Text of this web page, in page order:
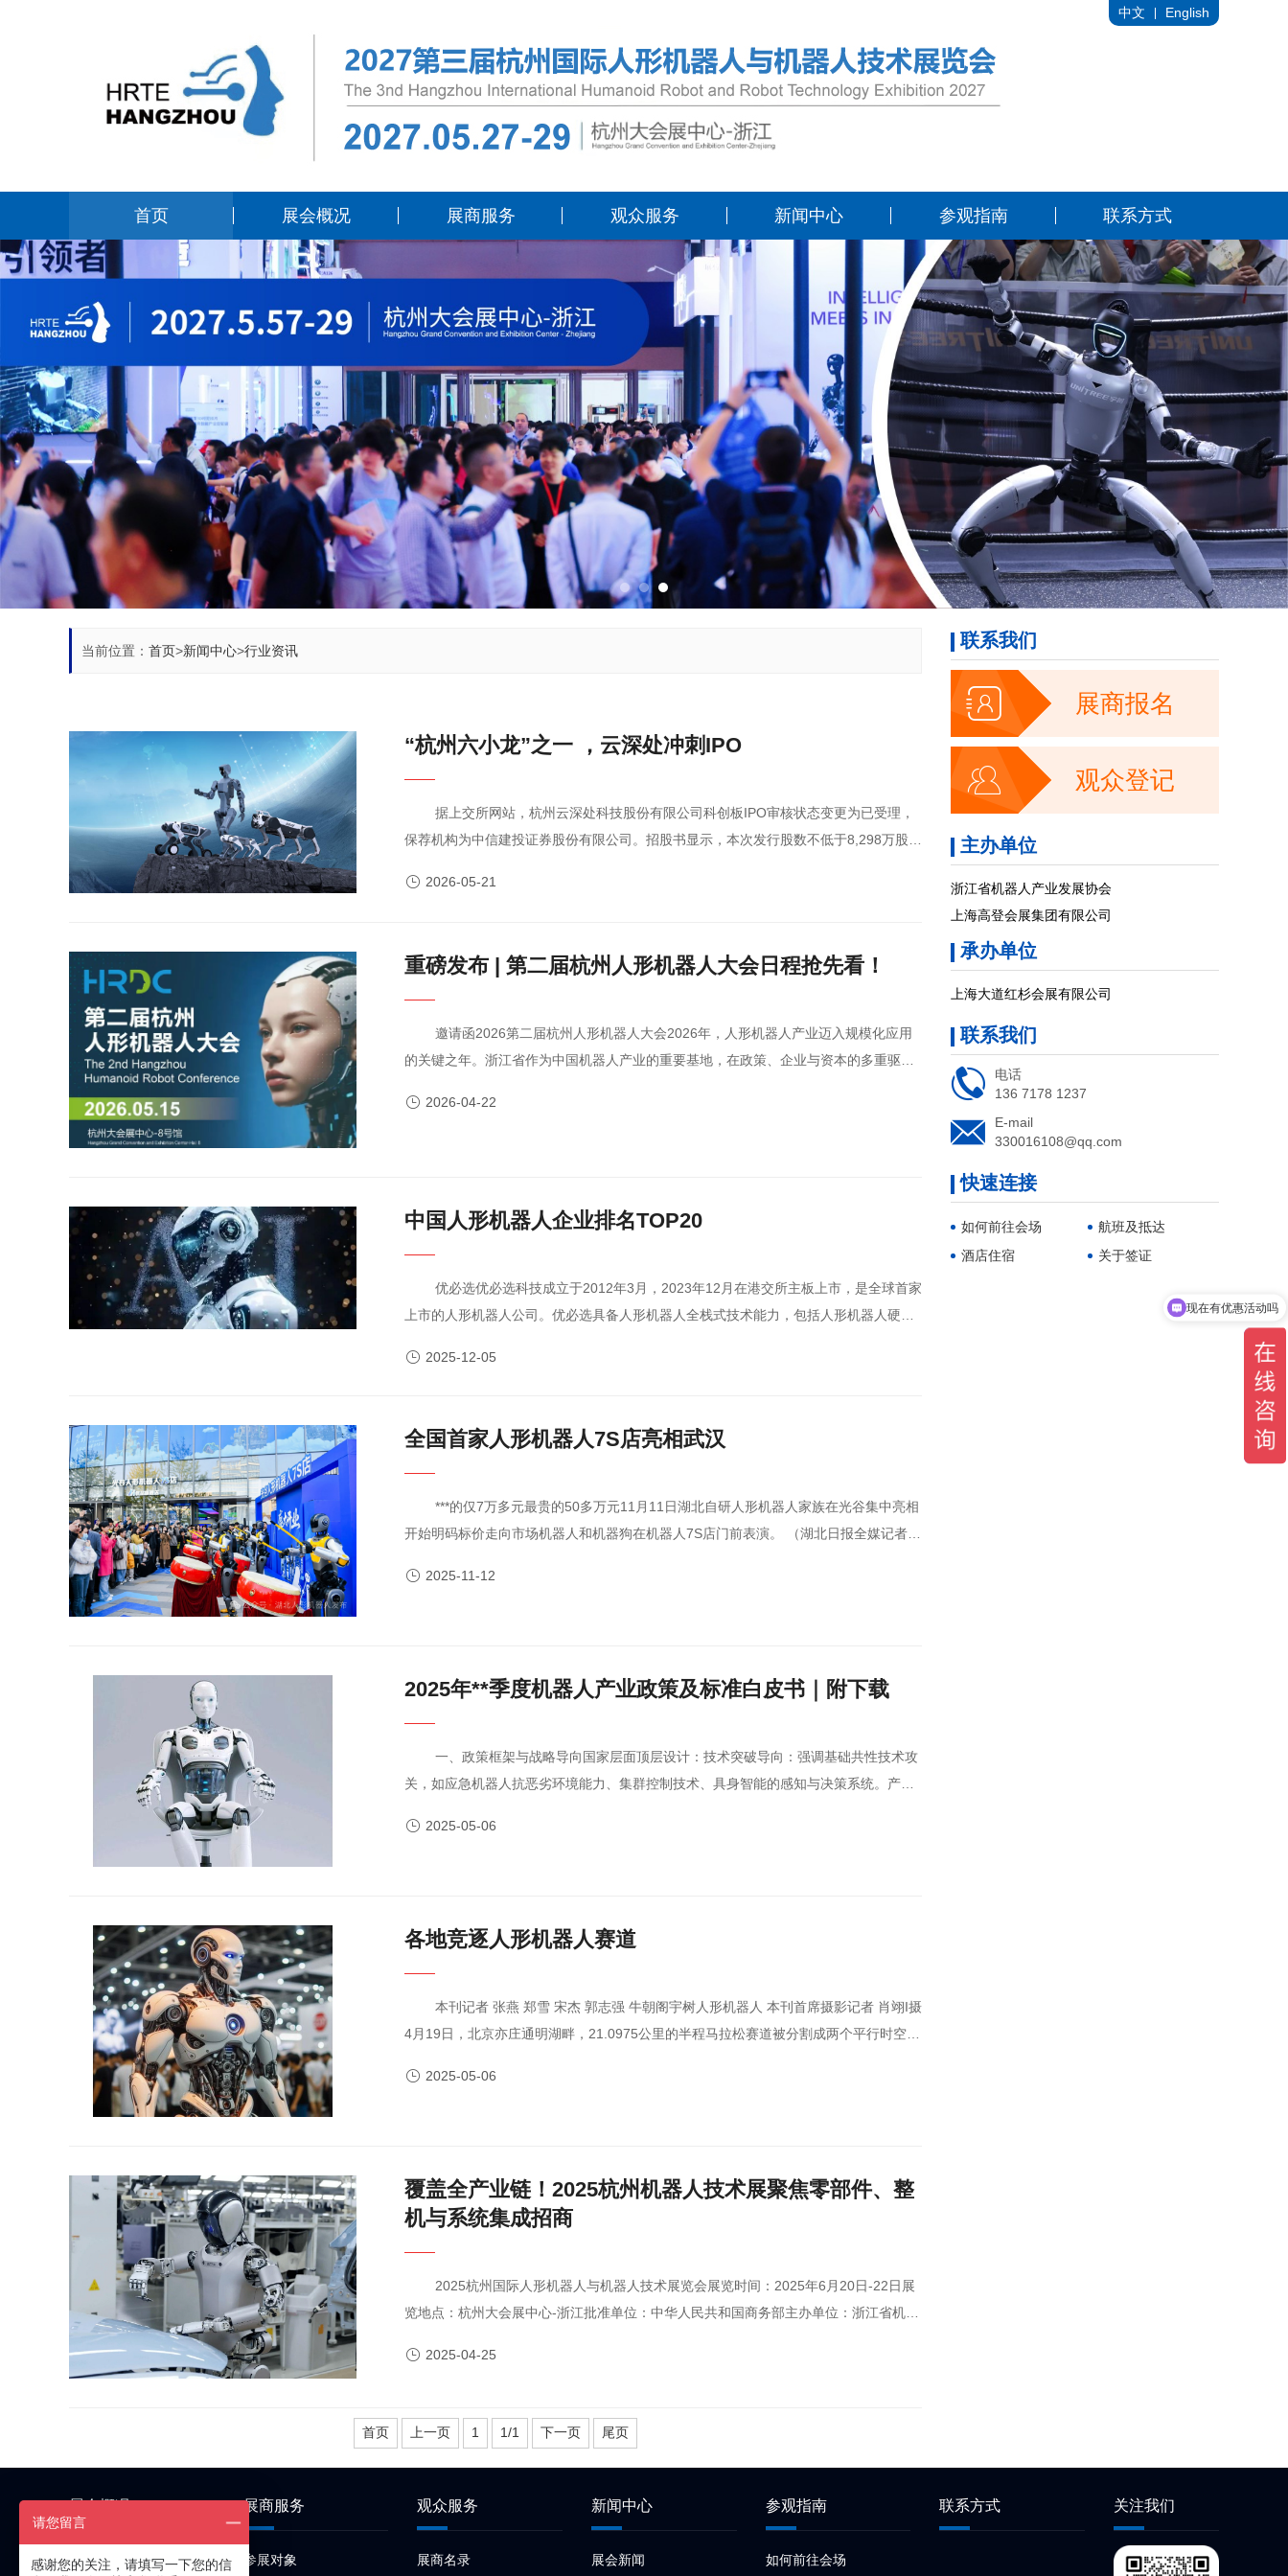
中文 English
首页 展会概况 展商服务 观众服务 新闻中心 参观指南 联系方式
联系我们
 展商报名
 观众登记
主办单位
浙江省机器人产业发展协会
上海高登会展集团有限公司
承办单位
上海大道红杉会展有限公司
联系我们

电话
136 7178 1237

E-mail
330016108@qq.com
快速连接
如何前往会场
航班及抵达
酒店住宿
关于签证
当前位置： 首页>新闻中心>行业资讯
“杭州六小龙”之一 ，云深处冲刺IPO
保荐机构为中信建投证券股份有限公司。招股书显示，本次发行股数不低于8,298万股，
 2026-05-21
重磅发布 | 第二届杭州人形机器人大会日程抢先看！
的关键之年。浙江省作为中国机器人产业的重要基地，在政策、企业与资本的多重驱动
 2026-04-22
中国人形机器人企业排名TOP20
上市的人形机器人公司。优必选具备人形机器人全栈式技术能力，包括人形机器人硬件
 2025-12-05
全国首家人形机器人7S店亮相武汉
开始明码标价走向市场机器人和机器狗在机器人7S店门前表演。 （湖北日报全媒记者
 2025-11-12
2025年**季度机器人产业政策及标准白皮书｜附下载
关，如应急机器人抗恶劣环境能力、集群控制技术、具身智能的感知与决策系统。产业
 2025-05-06
各地竞逐人形机器人赛道
4月19日，北京亦庄通明湖畔，21.0975公里的半程马拉松赛道被分割成两个平行时空
 2025-05-06
覆盖全产业链！2025杭州机器人技术展聚焦零部件、整
机与系统集成招商
览地点：杭州大会展中心-浙江批准单位：中华人民共和国商务部主办单位：浙江省机器
 2025-04-25
首页 上一页 1 1/1 下一页 尾页
展会概况
关于展会
展商服务
参展对象
观众服务
展商名录
新闻中心
展会新闻
参观指南
如何前往会场
联系方式 关注我们
可以介绍下你们的产品么
请您留言
感谢您的关注，请填写一下您的信